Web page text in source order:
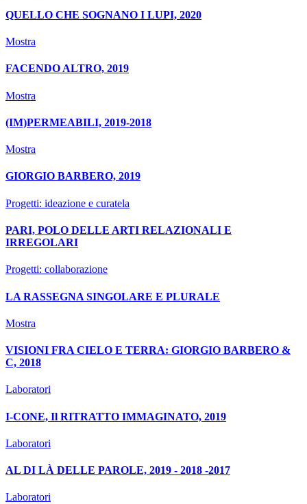
QUELLO CHE SOGNANO I LUPI, 2020
Mostra
FACENDO ALTRO, 2019
Mostra
(IM)PERMEABILI, 2019-2018
Mostra
GIORGIO BARBERO, 2019
Progetti: ideazione e curatela
PARI, POLO DELLE ARTI RELAZIONALI E
IRREGOLARI
Progetti: collaborazione
LA RASSEGNA SINGOLARE E PLURALE
Mostra
VISIONI FRA CIELO E TERRA: GIORGIO BARBERO &
C, 2018
Laboratori
I-CONE, Il RITRATTO IMMAGINATO, 2019
Laboratori
AL DI LÀ DELLE PAROLE, 2019 - 2018 -2017
Laboratori